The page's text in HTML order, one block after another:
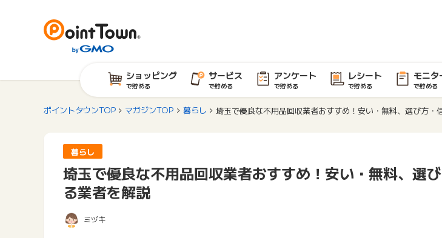
ショッピング
で貯める
サービス
で貯める
アンケート
で貯める
レシート
で貯める
モニタ
で貯める
ポイントタウンTOP マガジンTOP 暮らし 埼玉で優良な不用品回収業者おすすめ！安い・無料、選び方・
暮らし
埼玉で優良な不用品回収業者おすすめ！安い・無料、選
る業者を解説
ミヅキ